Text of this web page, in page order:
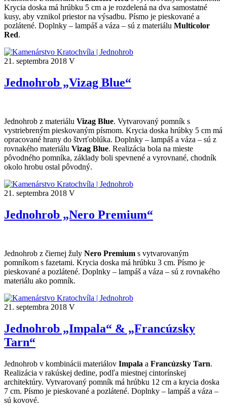
Krycia doska má hrúbku 5 cm a je rozdelená na dva samostatné
kusy, aby vznikol priestor na výsadbu. Písmo je pieskované a
pozlátené. Doplnky – lampáš a váza – sú z materiálu Multicolor
Red.
21. septembra 2018 V
Jednohrob „Vizag Blue“
Jednohrob z materiálu Vizag Blue. Vytvarovaný pomník s
vystriebreným pieskovaným písmom. Krycia doska hrúbky 5 cm má
opracované hrany do štvrťoblúka. Doplnky – lampáš a váza – sú z
rovnakého materiálu Vizag Blue. Realizácia bola na mieste
pôvodného pomníka, základy boli spevnené a vyrovnané, chodník
okolo hrobu ostal pôvodný.
21. septembra 2018 V
Jednohrob „Nero Premium“
Jednohrob z čiernej žuly Nero Premium s vytvarovaným
pomníkom s fazetami. Krycia doska má hrúbku 3 cm. Písmo je
pieskované a pozlátené. Doplnky – lampáš a váza – sú z rovnakého
materiálu ako pomník.
21. septembra 2018 V
Jednohrob „Impala“ & „Francúzsky
Tarn“
Jednohrob v kombinácii materiálov Impala a Francúzsky Tarn.
Realizácia v rakúskej dedine, podľa miestnej cintorínskej
architektúry. Vytvarovaný pomník má hrúbku 12 cm a krycia doska
7 cm. Písmo je pieskované a pozlátené. Doplnky – lampáš a váza –
sú kovové.